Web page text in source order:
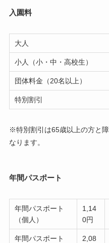
入園料
大人
小人（小・中・高校生）
団体料金（20名以上）
特別割引
※特別割引は65歳以上の方と
なります。
年間パスポート
年間パスポート
（個人）
1,14
0円
年間パスポート
2,08